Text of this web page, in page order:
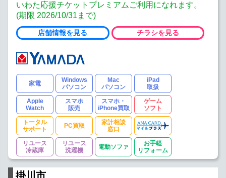
いわた応援チケットプレミアムご利用になれます。
(期限 2026/10/31まで)
店舗情報を見る チラシを見る
家電
Windows
パソコン
Mac
パソコン
iPad
取扱
Apple
Watch
スマホ
販売
スマホ・
iPhone買取
ゲーム
ソフト
トータル
サポート
PC買取
家計相談
窓口
リユース
冷蔵庫
リユース
洗濯機
電動ソファ
お手軽
リフォーム
掛川市